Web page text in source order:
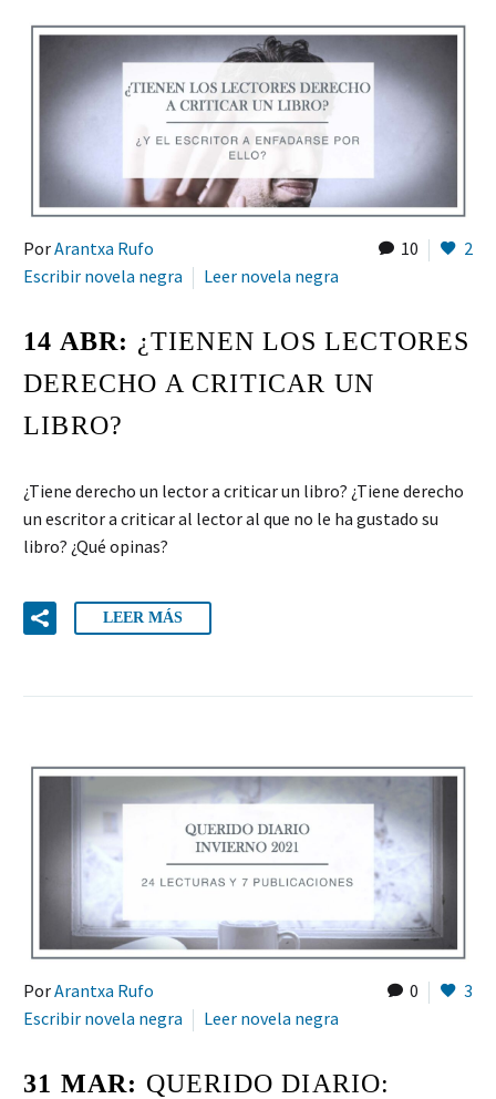
10 2
PorArantxa Rufo
Escribir novela negra
Leer novela negra
14 ABR: ¿TIENEN LOS LECTORES
DERECHO A CRITICAR UN
LIBRO?
¿Tiene derecho un lector a criticar un libro? ¿Tiene derecho
un escritor a criticar al lector al que no le ha gustado su
libro? ¿Qué opinas?
LEER MÁS
0 3
PorArantxa Rufo
Escribir novela negra
Leer novela negra
31 MAR: QUERIDO DIARIO: